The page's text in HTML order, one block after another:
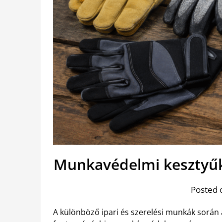
Munkavédelmi
Posted
A különböző ipari és szerelési munkák